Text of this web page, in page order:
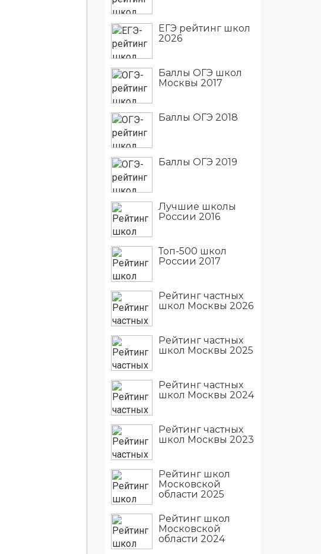
ЕГЭ рейтинг школ
2026
Баллы ОГЭ школ
Москвы 2017
Баллы ОГЭ 2018
Баллы ОГЭ 2019
Лучшие школы
России 2016
Топ-500 школ
России 2017
Рейтинг частных
школ Москвы 2026
Рейтинг частных
школ Москвы 2025
Рейтинг частных
школ Москвы 2024
Рейтинг частных
школ Москвы 2023
Рейтинг школ
Московской
области 2025
Рейтинг школ
Московской
области 2024